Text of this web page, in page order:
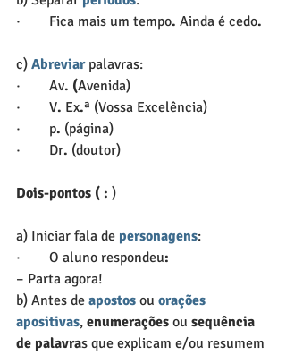
·        Fica mais um tempo. Ainda é cedo.
c) Abreviar palavras:
·        Av. (Avenida)
·        V. Ex.ª (Vossa Excelência)
·        p. (página)
·        Dr. (doutor)
Dois-pontos ( : )
a) Iniciar fala de personagens:
·        O aluno respondeu:
– Parta agora!
b) Antes de apostos ou orações
apositivas, enumerações ou sequência
de palavras que explicam e/ou resumem